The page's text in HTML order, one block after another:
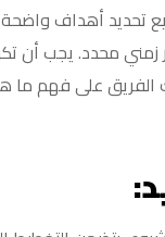
تحديد أهداف
محدد. يجب أن
الفريق على فهم ما